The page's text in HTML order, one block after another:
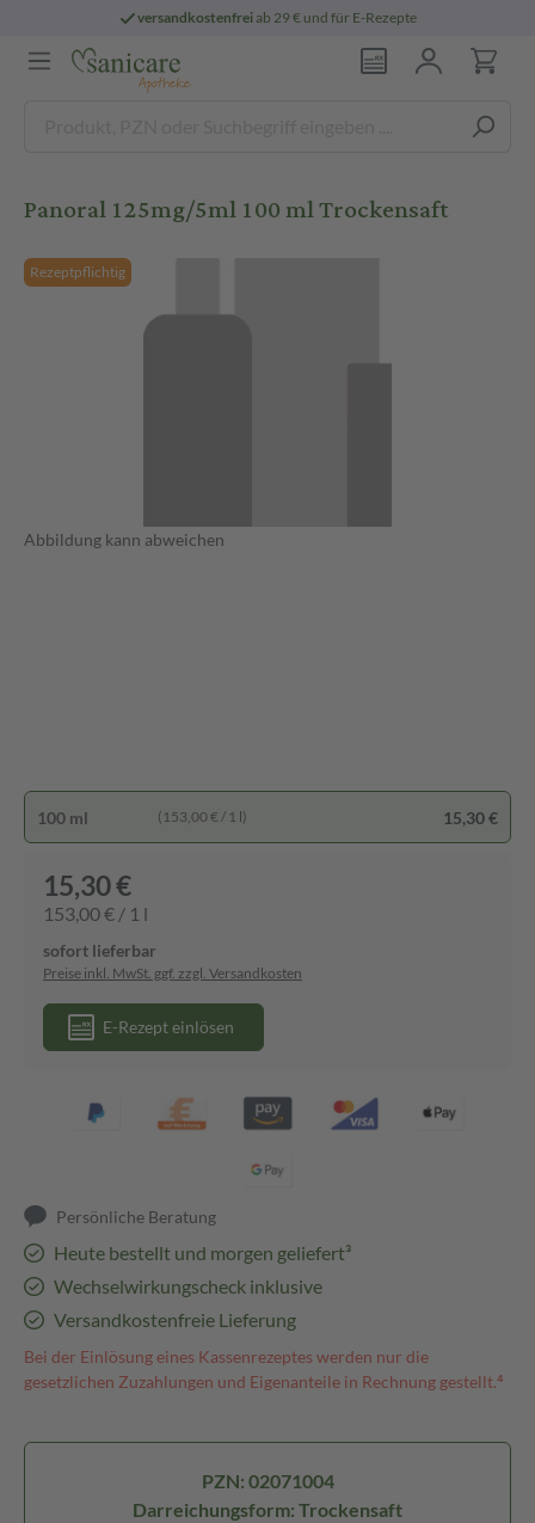
versandkostenfreiab 29 € und für E-Rezepte
Panoral 125mg/5ml 100 ml Trockensaft
Rezeptpflichtig
Abbildung kann abweichen
100 ml (153,00 € / 1 l) 15,30 €
15,30 €
153,00 € / 1 l
sofort lieferbar
Preise inkl. MwSt. ggf. zzgl. Versandkosten
E-Rezept einlösen
Persönliche Beratung
Heute bestellt und morgen geliefert³
Wechselwirkungscheck inklusive
Versandkostenfreie Lieferung
Bei der Einlösung eines Kassenrezeptes werden nur die
gesetzlichen Zuzahlungen und Eigenanteile in Rechnung gestellt.⁴
PZN: 02071004
Darreichungsform: Trockensaft